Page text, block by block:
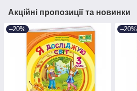
Акційні пропозиції та новинки
–20% –20%